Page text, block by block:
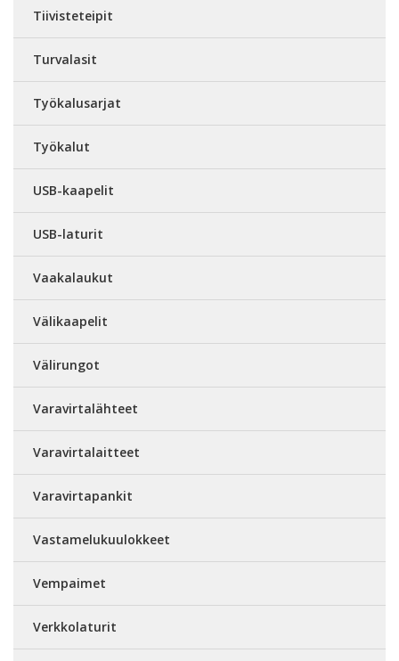
Tiivisteteipit
Turvalasit
Työkalusarjat
Työkalut
USB-kaapelit
USB-laturit
Vaakalaukut
Välikaapelit
Välirungot
Varavirtalähteet
Varavirtalaitteet
Varavirtapankit
Vastamelukuulokkeet
Vempaimet
Verkkolaturit